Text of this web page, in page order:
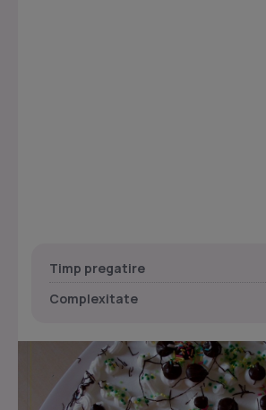
Timp pregatire
Complexitate